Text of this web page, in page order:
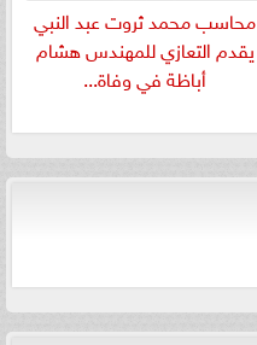
​محاسب محمد ثروت عبد النبي
يقدم التعازي للمهندس هشام
أباظة في وفاة...